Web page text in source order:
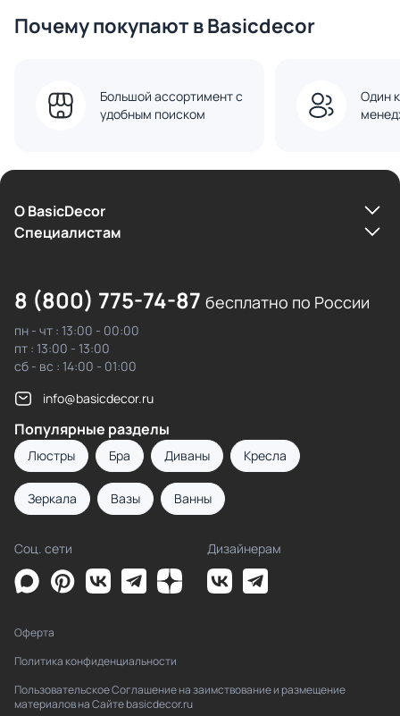
Почему покупают в Basicdecor
Большой ассортимент с
удобным поиском
Один
О BasicDecor
Cпециалистам
8 (800) 775-74-87 бесплатно по России
пн - чт : 13:00 - 00:00
пт : 13:00 - 13:00
сб - вс : 14:00 - 01:00
info@basicdecor.ru
Популярные разделы
Люстры Бра Диваны Кресла
Зеркала Вазы Ванны
Соц. сети Дизайнерам
Оферта
Политика конфиденциальности
Пользовательское Соглашение на заимствование и размещение
материалов на Сайте basicdecor.ru